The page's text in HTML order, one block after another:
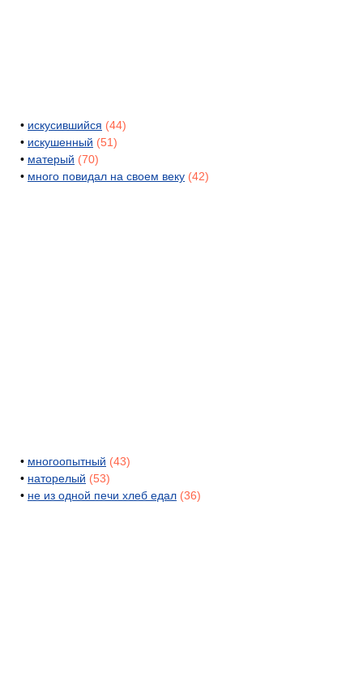
• искусившийся (44)
• искушенный (51)
• матерый (70)
• много повидал на своем веку (42)
• многоопытный (43)
• наторелый (53)
• не из одной печи хлеб едал (36)